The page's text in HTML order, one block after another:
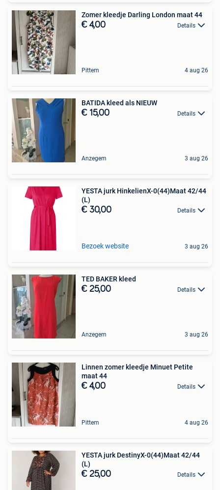
Zomer kleedje Darling London maat 44
€ 4,00 Details
Pittem 4 aug 26
BATIDA kleed als NIEUW
€ 15,00 Details
Anzegem 3 aug 26
YESTA jurk HinkelienX-0(44)Maat 42/44
(L)
€ 30,00 Details
Bezoek website 3 aug 26
TED BAKER kleed
€ 25,00 Details
Anzegem 3 aug 26
Linnen zomer kleedje Minuet Petite
maat 44
€ 4,00 Details
Pittem 4 aug 26
YESTA jurk DestinyX-0(44)Maat 42/44
(L)
€ 25,00 Details